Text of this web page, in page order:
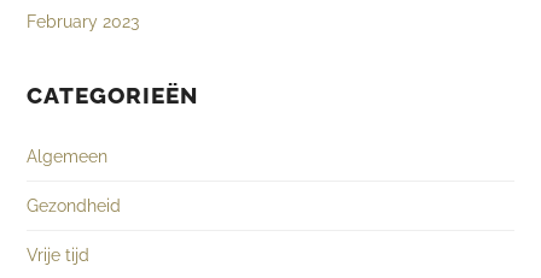
February 2023
CATEGORIEËN
Algemeen
Gezondheid
Vrije tijd